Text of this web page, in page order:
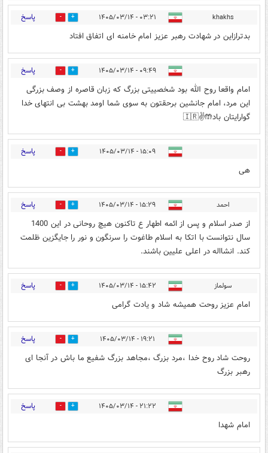
khakhs ۰۳:۲۱ - ۱۴۰۵/۰۳/۱۴ 2 پاسخ
بدترازاین در شهادت رهبر عزیز امام خامنه ای اتفاق افتاد
۰۹:۴۹ - ۱۴۰۵/۰۳/۱۴ 7 پاسخ
امام واقعا روح الله بود شخصییتی بزرگ که زبان قاصره از وصف بزرگی
این مرد، امام جانشین برحقتون به سوی شما اومد بهشت بی انتهای خدا
گوارایتان باد🤲✌️🇮🇷
۱۵:۰۹ - ۱۴۰۵/۰۳/۱۴ 0 پاسخ
هی
احمد ۱۵:۲۹ - ۱۴۰۵/۰۳/۱۴ 0 پاسخ
از صدر اسلام و پس از ائمه اطهار ع تاکنون هیچ روحانی در این 1400
سال نتوانست با اتکا به اسلام طاغوت را سرنگون و نور را جایگزین ظلمت
کند. انشااله در اعلی علیین باشند.
سولماز ۱۵:۴۲ - ۱۴۰۵/۰۳/۱۴ 1 پاسخ
امام عزیز روحت همیشه شاد و یادت گرامی
۱۹:۲۱ - ۱۴۰۵/۰۳/۱۴ 1 پاسخ
روحت شاد روح خدا ،مرد بزرگ ،مجاهد بزرگ شفیع ما باش در آنجا ای
رهبر بزرگ
۲۱:۲۲ - ۱۴۰۵/۰۳/۱۴ 0 پاسخ
امام شهدا